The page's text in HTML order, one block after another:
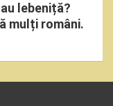
lebeniță?
mulți români.